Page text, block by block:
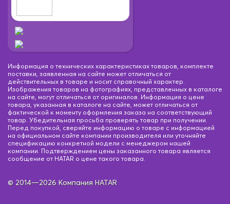
Информация о технических характеристиках товаров, комплекте
поставки, заявленная на сайте может отличаться от
действительных в товаре и носит справочный характер.
Изображения товаров на фотографиях, представленных в каталоге
на сайте, могут отличаться от оригиналов. Информация о цене
товара, указанная в каталоге на сайте, может отличаться от
фактической к моменту оформления заказа на соответствующий
товар. Убедительная просьба проверять товар при получении.
Перед покупкой, сверяйте информацию о товаре с информацией
на официальном сайте компании производителя или уточняйте
спецификацию конкретной модели с менеджером нашей
компании. Подтверждением цены заказанного товара является
сообщение от HATAR о цене такого товара.
© 2014—2026 Компания HATAR